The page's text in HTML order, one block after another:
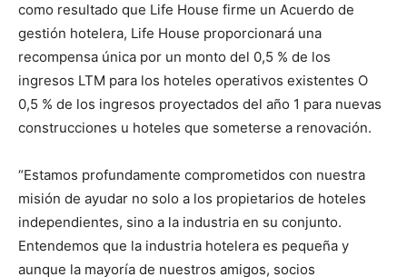
como resultado que Life House firme un Acuerdo de
gestión hotelera, Life House proporcionará una
recompensa única por un monto del 0,5 % de los
ingresos LTM para los hoteles operativos existentes O
0,5 % de los ingresos proyectados del año 1 para nuevas
construcciones u hoteles que someterse a renovación.
“Estamos profundamente comprometidos con nuestra
misión de ayudar no solo a los propietarios de hoteles
independientes, sino a la industria en su conjunto.
Entendemos que la industria hotelera es pequeña y
aunque la mayoría de nuestros amigos, socios